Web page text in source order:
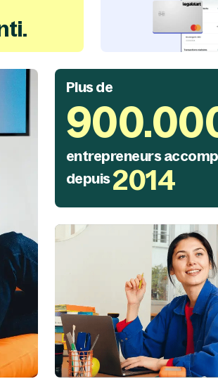
Plus de
entrepreneurs
depuis2014